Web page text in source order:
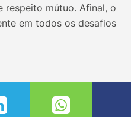
respeito mútuo. Afinal, o
em todos os desafios